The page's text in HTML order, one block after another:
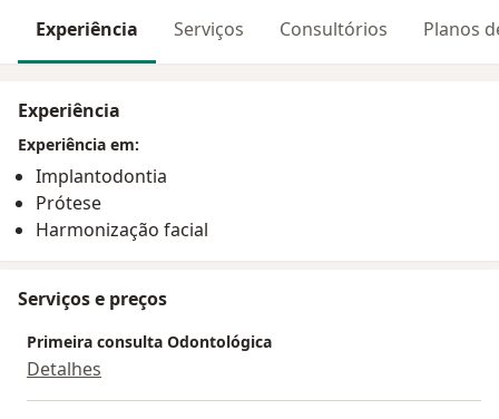
Experiência Serviços Consultórios Planos
Experiência
Experiência em:
Implantodontia
Prótese
Harmonização facial
Serviços e preços
Primeira consulta Odontológica
Detalhes